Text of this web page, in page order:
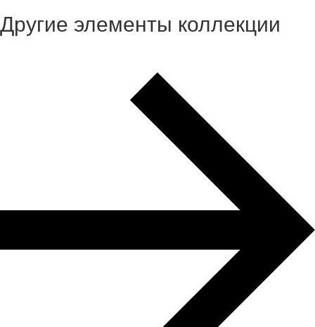
Другие элементы коллекции